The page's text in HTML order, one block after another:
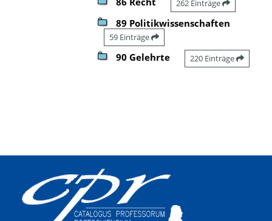
262 Einträge
89 Politikwissenschaften
59 Einträge
90 Gelehrte 220 Einträge